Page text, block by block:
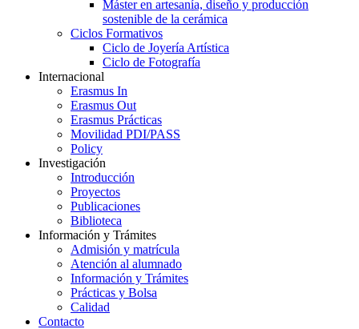
Máster en artesanía, diseño y producción
sostenible de la cerámica
Ciclos Formativos
Ciclo de Joyería Artística
Ciclo de Fotografía
Internacional
Erasmus In
Erasmus Out
Erasmus Prácticas
Movilidad PDI/PASS
Policy
Investigación
Introducción
Proyectos
Publicaciones
Biblioteca
Información y Trámites
Admisión y matrícula
Atención al alumnado
Información y Trámites
Prácticas y Bolsa
Calidad
Contacto